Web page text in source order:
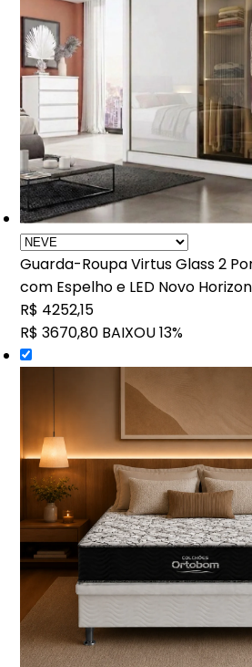
Guarda-Roupa Virtus Glass 2
com Espelho e LED Novo
R$ 4252,15
R$ 3670,80 BAIXOU 13%